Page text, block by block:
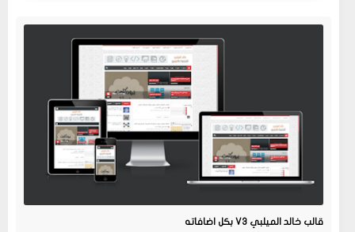
قالب خالد الميلبي V3 بكل اضافاته